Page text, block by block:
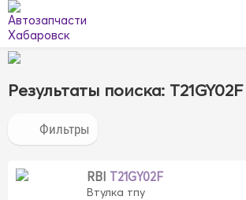
Результаты поиска: T21GY02F
RBI T21GY02F
Втулка тпу